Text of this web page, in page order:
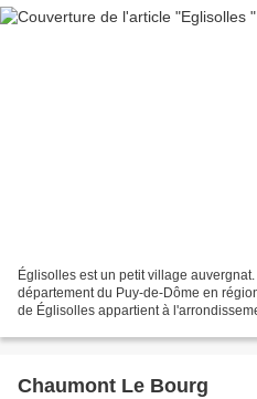
Églisolles est un petit village
département du Puy-de-Dôme en
de Églisolles appartient à
Chaumont Le Bourg